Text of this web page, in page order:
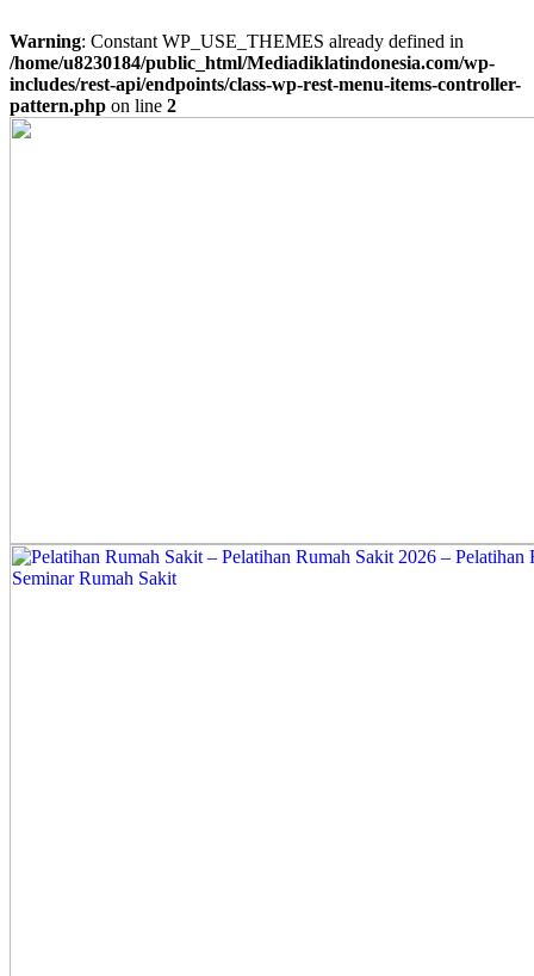
Warning: Constant WP_USE_THEMES already defined in
/home/u8230184/public_html/Mediadiklatindonesia.com/wp-
includes/rest-api/endpoints/class-wp-rest-menu-items-controller-
pattern.php on line 2
Skip